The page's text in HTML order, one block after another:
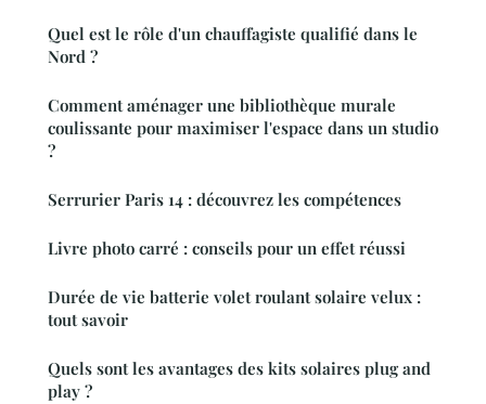
Quel est le rôle d'un chauffagiste qualifié dans le
Nord ?
Comment aménager une bibliothèque murale
coulissante pour maximiser l'espace dans un studio
?
Serrurier Paris 14 : découvrez les compétences
Livre photo carré : conseils pour un effet réussi
Durée de vie batterie volet roulant solaire velux :
tout savoir
Quels sont les avantages des kits solaires plug and
play ?